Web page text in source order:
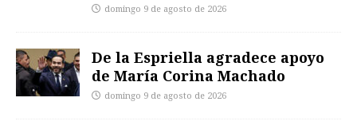
domingo 9 de agosto de 2026
De la Espriella agradece apoyo
de María Corina Machado
domingo 9 de agosto de 2026